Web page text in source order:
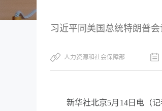
习近平同美国总统特朗普会
人力资源和社会保障部
新华社北京5月14日电（